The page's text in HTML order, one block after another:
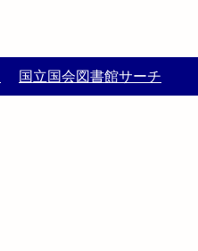
国立国会図書館サーチ